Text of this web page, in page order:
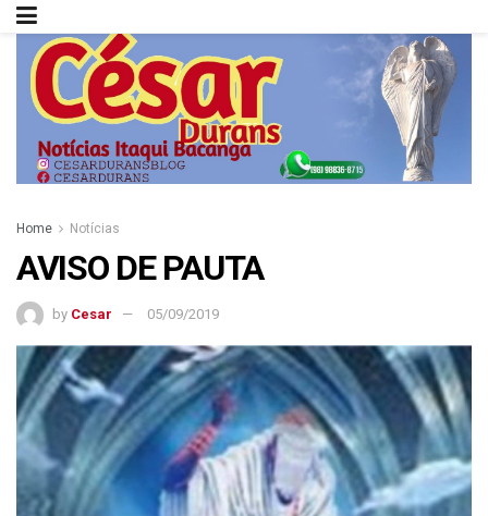
Home Notícias
AVISO DE PAUTA
by Cesar 05/09/2019